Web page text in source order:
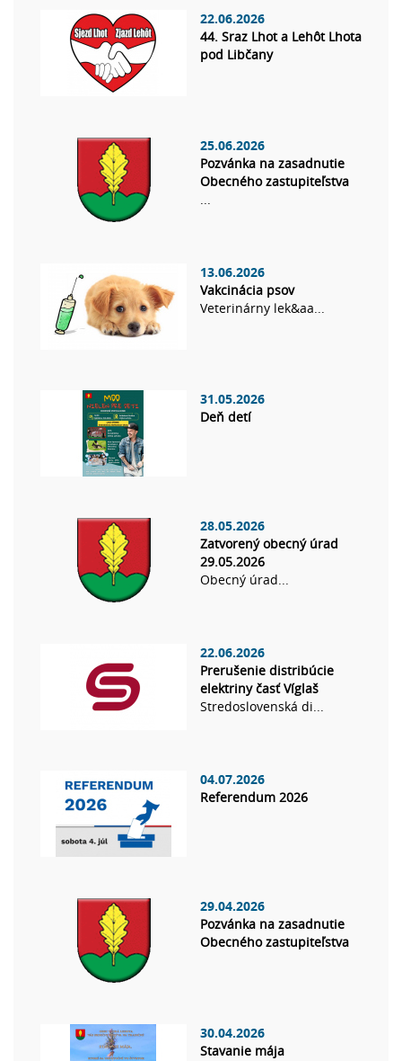
22.06.2026
44. Sraz Lhot a Lehôt Lhota
pod Libčany
25.06.2026
Pozvánka na zasadnutie
Obecného zastupiteľstva
...
13.06.2026
Vakcinácia psov
Veterinárny lek&aa...
31.05.2026
Deň detí
28.05.2026
Zatvorený obecný úrad
29.05.2026
Obecný úrad...
22.06.2026
Prerušenie distribúcie
elektriny časť Víglaš
Stredoslovenská di...
04.07.2026
Referendum 2026
29.04.2026
Pozvánka na zasadnutie
Obecného zastupiteľstva
30.04.2026
Stavanie mája